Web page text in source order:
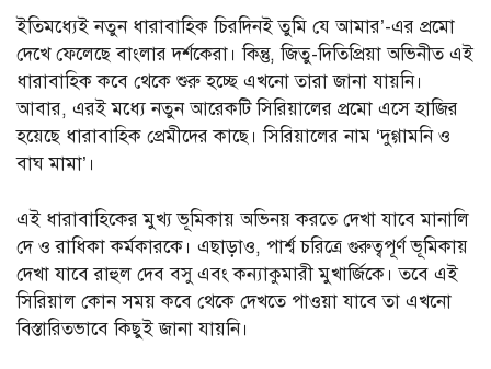
ইতিমধ্যেই নতুন ধারাবাহিক চিরদিনই তুমি যে আমার’-এর প্রমো
দেখে ফেলেছে বাংলার দর্শকেরা। কিন্তু, জিতু-দিতিপ্রিয়া অভিনীত এই
ধারাবাহিক কবে থেকে শুরু হচ্ছে এখনো তারা জানা যায়নি।
আবার, এরই মধ্যে নতুন আরেকটি সিরিয়ালের প্রমো এসে হাজির
হয়েছে ধারাবাহিক প্রেমীদের কাছে। সিরিয়ালের নাম ‘দুগ্গামনি ও
বাঘ মামা’।
এই ধারাবাহিকের মুখ্য ভূমিকায় অভিনয় করতে দেখা যাবে মানালি
দে ও রাধিকা কর্মকারকে। এছাড়াও, পার্শ্ব চরিত্রে গুরুত্বপূর্ণ ভূমিকায়
দেখা যাবে রাহুল দেব বসু এবং কন্যাকুমারী মুখার্জিকে। তবে এই
সিরিয়াল কোন সময় কবে থেকে দেখতে পাওয়া যাবে তা এখনো
বিস্তারিতভাবে কিছুই জানা যায়নি।